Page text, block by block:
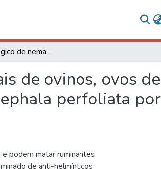
Controle biológico de nematóides gastrintestinais de ovinos, ovos de Trichuris trichiura, Trichuris vulpis e de Anoplocephala perfoliata por fungos nematófagos
de ovinos, ovos de
perfoliata por
podem matar ruminantes
de anti-helmínticos